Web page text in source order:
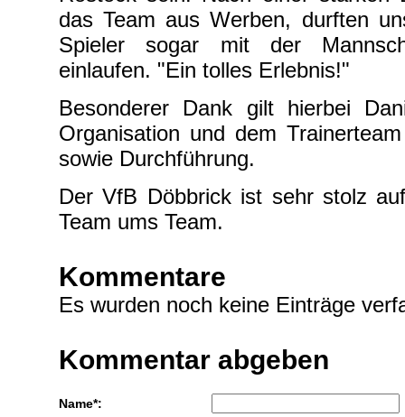
das Team aus Werben, durften
Spieler sogar mit der
einlaufen. "Ein tolles Erlebnis!"
Besonderer Dank gilt hierbei
Organisation und dem
sowie Durchführung.
Der VfB Döbbrick ist sehr stolz
Team ums Team.
Kommentare
Es wurden noch keine Einträge
Kommentar abgeben
Name*: